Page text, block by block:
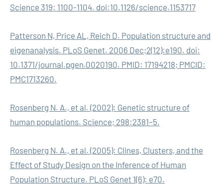
Science 319: 1100-1104. doi:10.1126/science.1153717
Patterson N, Price AL, Reich D. Population structure and
eigenanalysis. PLoS Genet. 2006 Dec;2(12):e190. doi:
10.1371/journal.pgen.0020190. PMID: 17194218; PMCID:
PMC1713260.
Rosenberg N. A., et al. (2002): Genetic structure of
human populations. Science; 298:2381–5.
Rosenberg N. A., et al. (2005): Clines, Clusters, and the
Effect of Study Design on the Inference of Human
Population Structure. PLoS Genet 1(6): e70.